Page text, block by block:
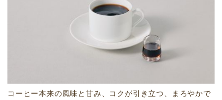
コーヒー本来の風味と甘み、コクが引き立つ、まろやかで